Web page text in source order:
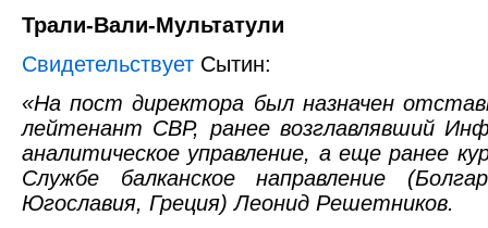
Трали-Вали-Мультатули
Свидетельствует Сытин:
«На пост директора был назначен
лейтенант СВР, ранее возглавлявший
аналитическое управление, а еще ранее
Службе балканское направление
Югославия, Греция) Леонид Решетников.